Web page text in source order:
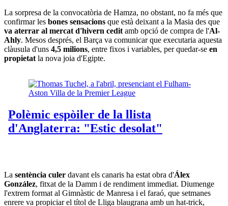
La sorpresa de la convocatòria de Hamza, no obstant, no fa més que
confirmar les bones sensacions que està deixant a la Masia des que
va aterrar al mercat d'hivern cedit amb opció de compra de l'Al-
Ahly. Mesos després, el Barça va comunicar que executaria aquesta
clàusula d'uns 4,5 milions, entre fixos i variables, per quedar-se en
propietat la nova joia d'Egipte.
La sentència culer davant els canaris ha estat obra d'Álex
González, fitxat de la Damm i de rendiment immediat. Diumenge
l'extrem format al Gimnàstic de Manresa i el faraó, que setmanes
enrere va propiciar el títol de Lliga blaugrana amb un hat-trick,